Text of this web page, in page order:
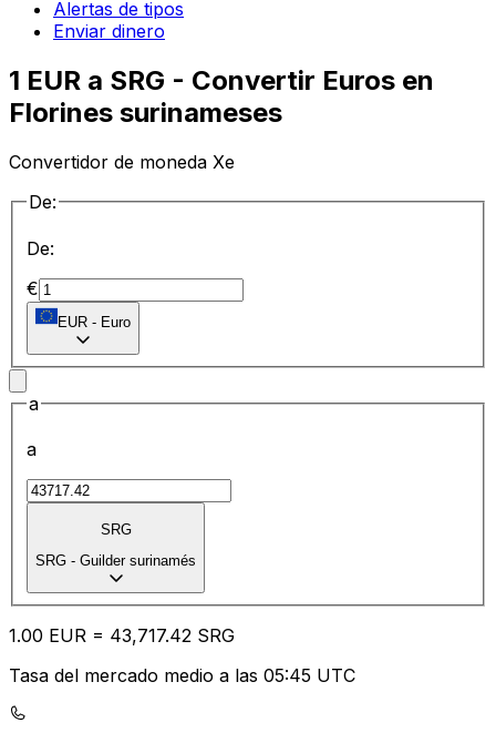
Alertas de tipos
Enviar dinero
1 EUR a SRG - Convertir Euros en
Florines surinameses
Convertidor de moneda Xe
De:
De:
€
EUR - Euro
a
a
SRG
SRG - Guilder surinamés
1.00 EUR = 43,717.42 SRG
Tasa del mercado medio a las 05:45 UTC